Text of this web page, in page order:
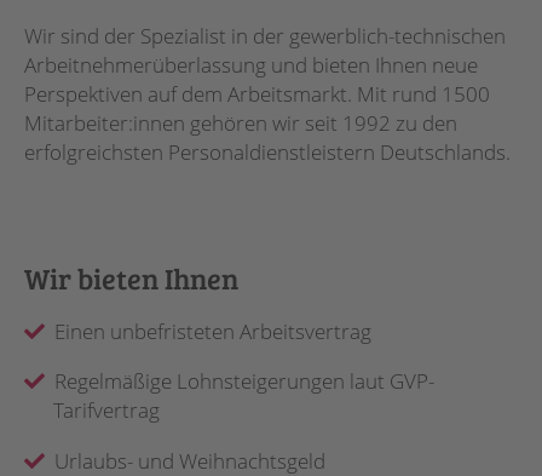
Wir sind der Spezialist in der gewerblich-technischen
Arbeitnehmerüberlassung und bieten Ihnen neue
Perspektiven auf dem Arbeitsmarkt. Mit rund 1500
Mitarbeiter:innen gehören wir seit 1992 zu den
erfolgreichsten Personaldienstleistern Deutschlands.
Wir bieten Ihnen
Einen unbefristeten Arbeitsvertrag
Regelmäßige Lohnsteigerungen laut GVP-
Tarifvertrag
Urlaubs- und Weihnachtsgeld